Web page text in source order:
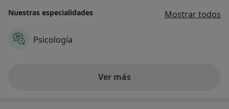
Nuestras especialidades Mostrar todos
Psicología
Ver más